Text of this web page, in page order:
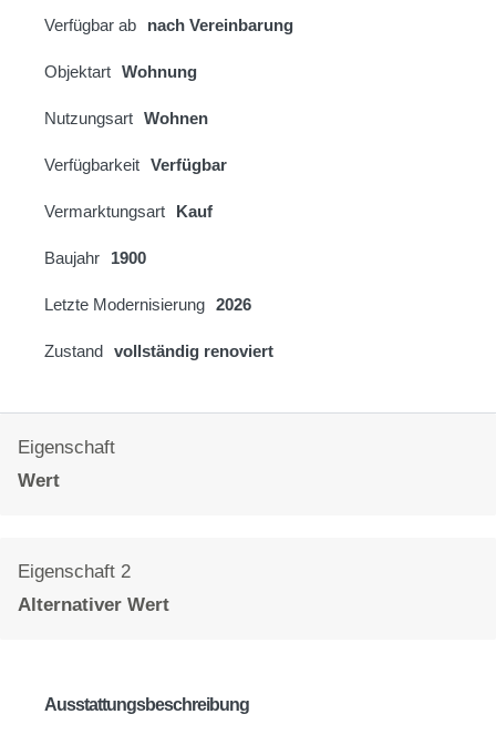
Verfügbar ab nach Vereinbarung
Objektart Wohnung
Nutzungsart Wohnen
Verfügbarkeit Verfügbar
Vermarktungsart Kauf
Baujahr 1900
Letzte Modernisierung 2026
Zustand vollständig renoviert
Eigenschaft
Wert
Eigenschaft 2
Alternativer Wert
Ausstattungsbeschreibung